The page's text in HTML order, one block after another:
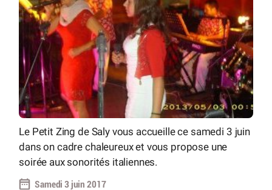
Le Petit Zing de Saly vous accueille ce samedi 3 juin
dans on cadre chaleureux et vous propose une
soirée aux sonorités italiennes.
Samedi 3 juin 2017